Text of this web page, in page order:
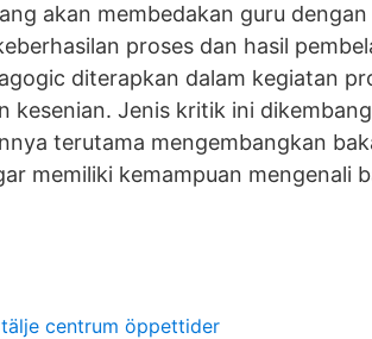
akan membedakan guru
proses dan hasil
diterapkan dalam kegiatan
kesenian. Jenis kritik ini
terutama mengembangkan
memiliki kemampuan mengenali
centrum öppettider